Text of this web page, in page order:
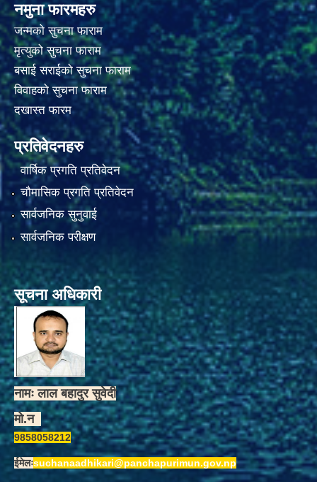
नमुना फारमहरु
जन्मको सुचना फाराम
मृत्युको सुचना फाराम
बसाई सराईको सुचना फाराम
विवाहको सुचना फाराम
दखास्त फारम
प्रतिवेदनहरु
वार्षिक प्रगति प्रतिवेदन
चौमासिक प्रगति प्रतिवेदन
सार्वजनिक सुनुवाई
सार्वजनिक परीक्षण
सूचना अधिकारी
नामः लाल बहादुर सुवेदी
मो.न
9858058212
ईमेलःsuchanaadhikari@panchapurimun.gov.np